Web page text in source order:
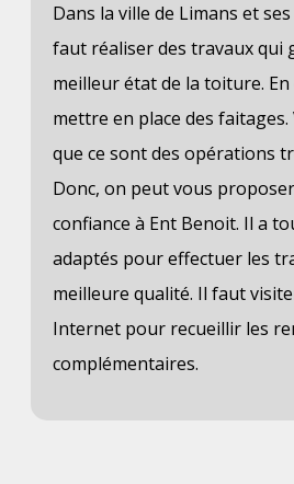
Dans la ville de Limans et
faut réaliser des travaux qui
meilleur état de la toiture.
mettre en place des
que ce sont des opérations
Donc, on peut vous
confiance à Ent Benoit. Il a
adaptés pour effectuer les
meilleure qualité. Il faut
Internet pour recueillir les
complémentaires.